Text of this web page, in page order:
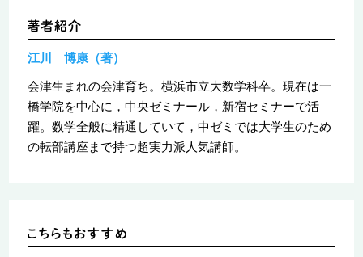
江川 博康（著）
会津生まれの会津育ち。横浜市立大数学科卒。現在は一
橋学院を中心に，中央ゼミナール，新宿セミナーで活
躍。数学全般に精通していて，中ゼミでは大学生のため
の転部講座まで持つ超実力派人気講師。